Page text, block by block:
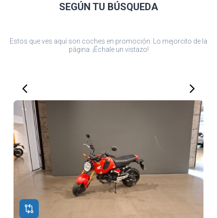
SEGÚN TU BÚSQUEDA
Estos que ves aquí son coches en promoción. Lo mejorcito de la
página. ¡Échale un vistazo!